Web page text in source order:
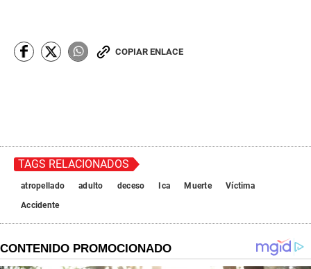
COPIAR ENLACE
TAGS RELACIONADOS
atropellado adulto deceso Ica Muerte
Víctima
Accidente